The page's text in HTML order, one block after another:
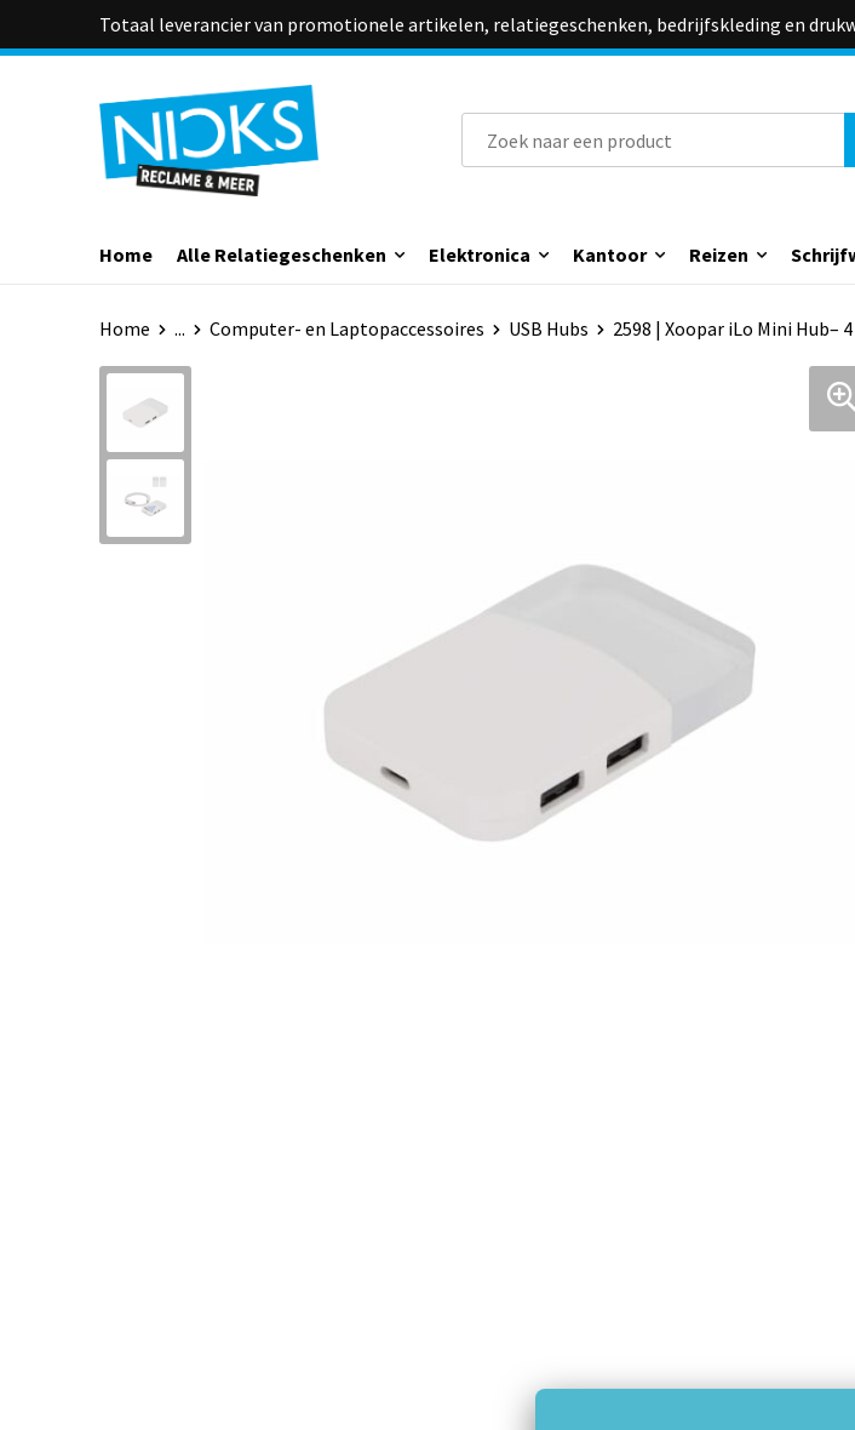
Totaal leverancier van promotionele artikelen, relatiegeschenken, bedrijfskleding en
Home Alle Relatiegeschenken Elektronica Kantoor Reizen
Home ... Computer- en Laptopaccessoires USB Hubs 2598 | Xoopar iLo Mini Hub–